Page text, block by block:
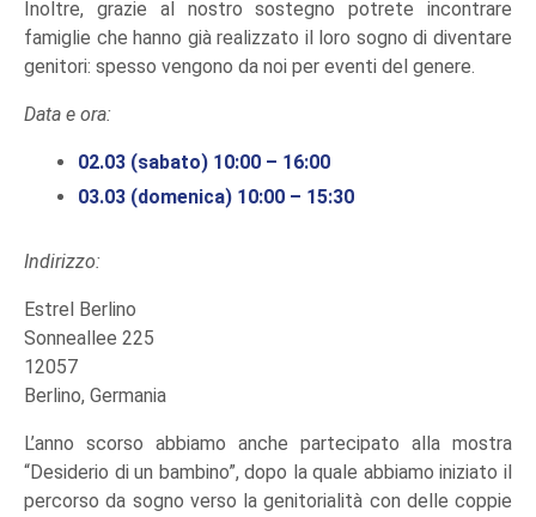
Inoltre, grazie al nostro sostegno potrete incontrare
famiglie che hanno già realizzato il loro sogno di diventare
genitori: spesso vengono da noi per eventi del genere.
Data e ora:
02.03 (sabato) 10:00 – 16:00
03.03 (domenica) 10:00 – 15:30
Indirizzo:
Estrel Berlino
Sonneallee 225
12057
Berlino, Germania
L’anno scorso abbiamo anche partecipato alla mostra
“Desiderio di un bambino”, dopo la quale abbiamo iniziato il
percorso da sogno verso la genitorialità con delle coppie